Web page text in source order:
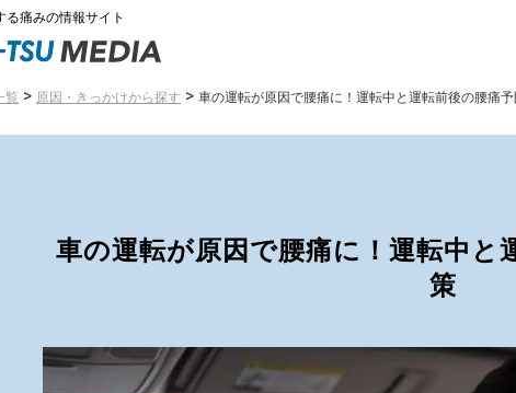
る痛みの情報サイト
覧 > 原因・きっかけから探す > 車の運転が原因で腰痛に！運転中と運転前後の腰痛
車の運転が原因で腰痛に！運転中と
策